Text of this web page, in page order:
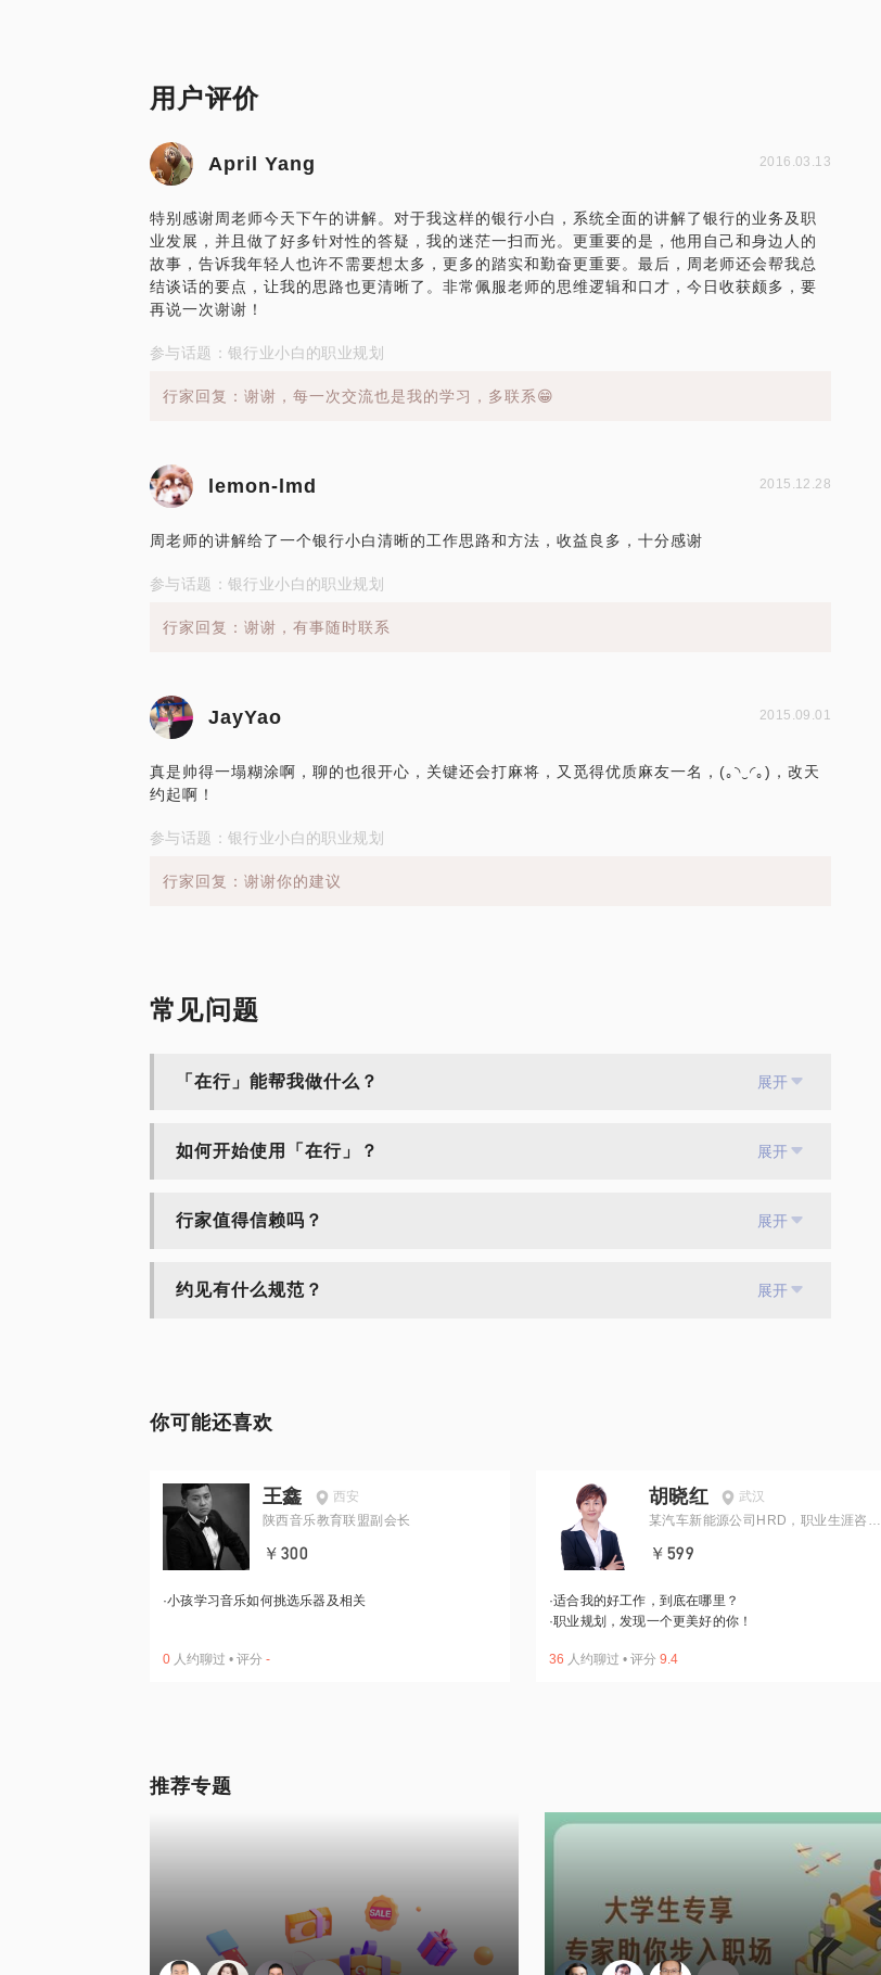
用户评价
April Yang 2016.03.13
特别感谢周老师今天下午的讲解。对于我这样的银行小白，系统全面的讲解了银行的业务及职
业发展，并且做了好多针对性的答疑，我的迷茫一扫而光。更重要的是，他用自己和身边人的
故事，告诉我年轻人也许不需要想太多，更多的踏实和勤奋更重要。最后，周老师还会帮我总
结谈话的要点，让我的思路也更清晰了。非常佩服老师的思维逻辑和口才，今日收获颇多，要
再说一次谢谢！
参与话题：银行业小白的职业规划
行家回复：谢谢，每一次交流也是我的学习，多联系😁
lemon-lmd 2015.12.28
周老师的讲解给了一个银行小白清晰的工作思路和方法，收益良多，十分感谢
参与话题：银行业小白的职业规划
行家回复：谢谢，有事随时联系
JayYao 2015.09.01
真是帅得一塌糊涂啊，聊的也很开心，关键还会打麻将，又觅得优质麻友一名，(｡◝‿◜｡)，改天
约起啊！
参与话题：银行业小白的职业规划
行家回复：谢谢你的建议
常见问题
「在行」能帮我做什么？ 展开
如何开始使用「在行」？ 展开
行家值得信赖吗？ 展开
约见有什么规范？ 展开
你可能还喜欢
王鑫
西安
陕西音乐教育联盟副会长
￥300
·小孩学习音乐如何挑选乐器及相关
0 人约聊过 • 评分 -
胡晓红
武汉
某汽车新能源公司HRD，职业生涯咨询
￥599
·适合我的好工作，到底在哪里？
·职业规划，发现一个更美好的你！
36 人约聊过 • 评分 9.4
推荐专题